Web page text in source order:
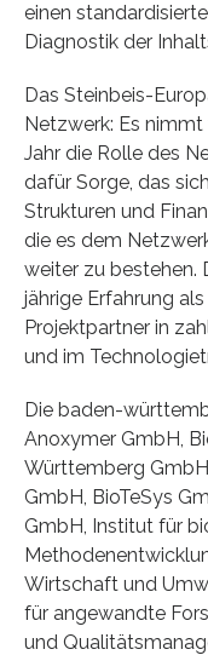
einen
Diagnostik der
Das Steinbeis-
Netzwerk: Es
Jahr die Rolle des
dafür Sorge, das
Strukturen und
die es dem
weiter zu bestehen.
jährige Erfahrung
Projektpartner in
und im
Die baden-
Anoxymer GmbH,
Württemberg
GmbH, BioTeSys
GmbH, Institut für
Wirtschaft und
für angewandte
und